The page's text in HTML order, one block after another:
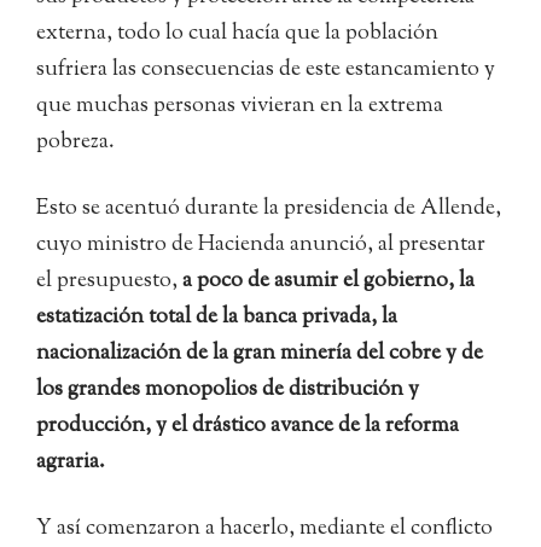
externa, todo lo cual hacía que la población
sufriera las consecuencias de este estancamiento y
que muchas personas vivieran en la extrema
pobreza.
Esto se acentuó durante la presidencia de Allende,
cuyo ministro de Hacienda anunció, al presentar
el presupuesto,a poco de asumir el gobierno, la
estatización total de la banca privada, la
nacionalización de la gran minería del cobre y de
los grandes monopolios de distribución y
producción, y el drástico avance de la reforma
agraria.
Y así comenzaron a hacerlo, mediante el conflicto